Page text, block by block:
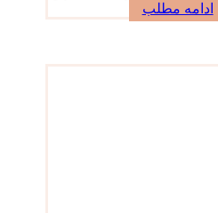
ادامه مطلب